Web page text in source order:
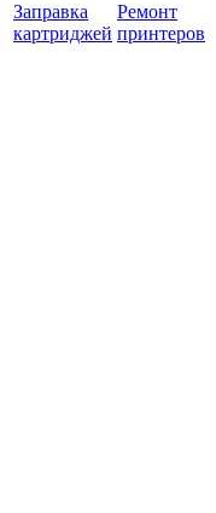
Заправка
картриджей
Ремонт
принтеров